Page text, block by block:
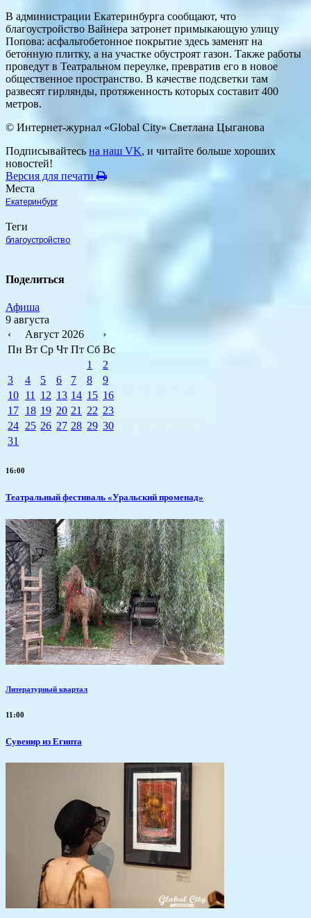
В администрации Екатеринбурга сообщают, что
благоустройство Вайнера затронет примыкающую улицу
Попова: асфальтобетонное покрытие здесь заменят на
бетонную плитку, а на участке обустроят газон. Также работы
проведут в Театральном переулке, превратив его в новое
общественное пространство. В качестве подсветки там
развесят гирлянды, протяженность которых составит 400
метров.
© Интернет-журнал «Global City» Светлана Цыганова
Подписывайтесь на наш VK, и читайте больше хороших
новостей!
Версия для печати
Места
Екатеринбург
Теги
благоустройство
Поделиться
Афиша
9 августа
‹
Август 2026
›
Пн Вт Ср Чт Пт Сб Вс
1
2
3
4 5 6 7 8
9
10 11 12 13 14 15 16
17 18 19 20 21 22 23
24 25 26 27 28 29 30
31
16:00
Театральный фестиваль «Уральский променад»
Литературный квартал
11:00
Сувенир из Египта